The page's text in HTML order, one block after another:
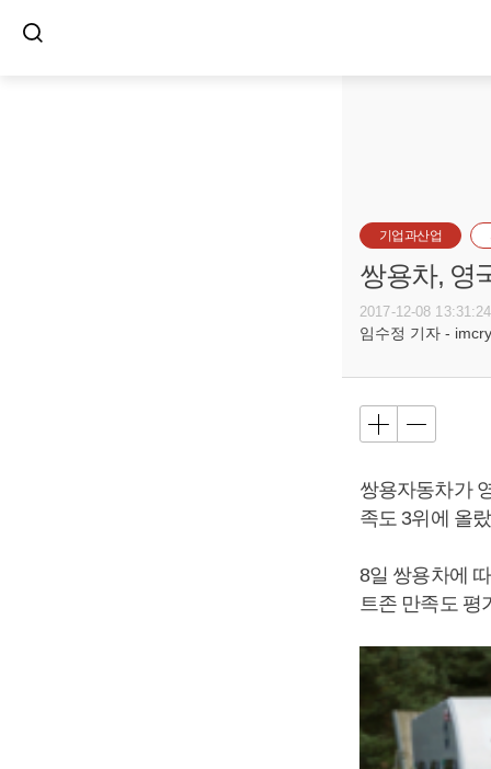
기업과산업
쌍용차, 영
2017-12-08 13:31:24
임수정 기자 -
쌍용자동차가
족도 3위에 올
8일 쌍용차에
트존 만족도 평